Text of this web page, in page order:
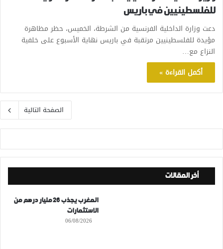
للفلسطينيين في باريس
دعت وزارة الداخلية الفرنسية من الشرطة، الخميس، حظر مظاهرة
مؤيدة للفلسطينيين مرتقبة في باريس نهاية الأسبوع على خلفية
النزاع مع…
أكمل القراءة »
الصفحة التالية
أخر المقالات
المغرب يجذب 26 مليار درهم من
الاستثمارات
06/08/2026